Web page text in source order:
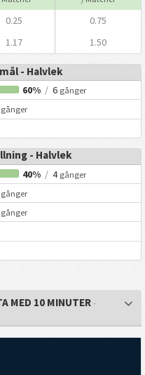
0.25 0.75
1.17 1.50
- Halvlek
60% / 6 gånger
gånger
- Halvlek
40% / 4 gånger
gånger
gånger
MED 10 MINUTER -